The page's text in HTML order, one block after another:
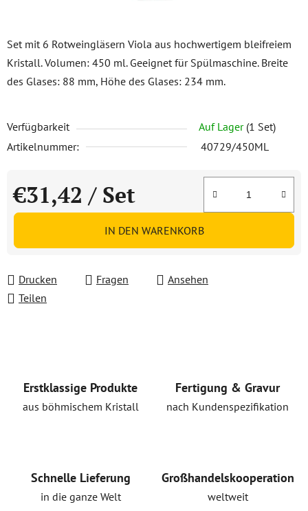
Set mit 6 Rotweingläsern Viola aus hochwertigem bleifreiem
Kristall. Volumen: 450 ml. Geeignet für Spülmaschine. Breite
des Glases: 88 mm, Höhe des Glases: 234 mm.
Verfügbarkeit Auf Lager (1 Set)
Artikelnummer:
40729/450ML
€31,42 / Set
Verkaufspreis:
IN DEN WARENKORB
Drucken Fragen
Ansehen
Teilen
Erstklassige Produkte
aus böhmischem Kristall
Fertigung & Gravur
nach Kundenspezifikation
Schnelle Lieferung
in die ganze Welt
Großhandelskooperation
weltweit